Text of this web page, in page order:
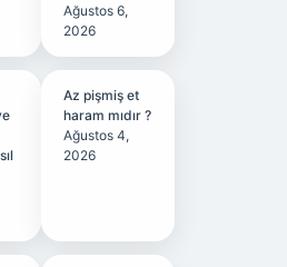
Ağustos 6,
2026
Az pişmiş et
haram mıdır ?
Ağustos 4,
2026